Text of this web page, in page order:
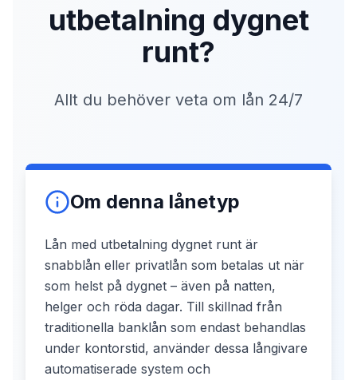
utbetalning dygnet
runt?
Allt du behöver veta om lån 24/7
Om denna lånetyp
Lån med utbetalning dygnet runt är
snabblån eller privatlån som betalas ut när
som helst på dygnet – även på natten,
helger och röda dagar. Till skillnad från
traditionella banklån som endast behandlas
under kontorstid, använder dessa långivare
automatiserade system och